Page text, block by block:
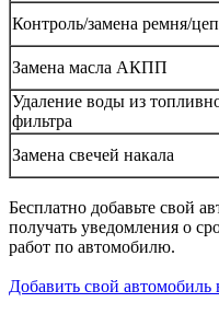
Контроль/замена ремня/
Замена масла АКПП
Удаление воды из
фильтра
Замена свечей накала
Бесплатно добавьте свой
получать уведомления о
работ по автомобилю.
Добавить свой автомобиль